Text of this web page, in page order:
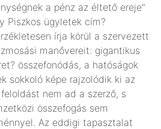
a pénz az éltető ereje"
Piszkos ügyletek cím?
írja körül a szervezett
manővereit: gigantikus
összefonódás, a hatóságok
sokkoló képe rajzolódik ki az
nem ad a szerző, s
összefogás sem
Az eddigi tapasztalat